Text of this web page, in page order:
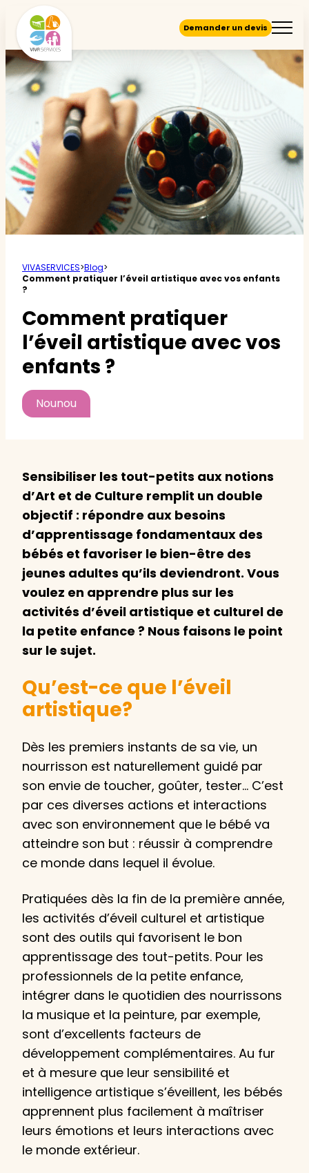
Demander un devis
VIVASERVICES>Blog>
Comment pratiquer l’éveil artistique avec vos enfants
?
Comment pratiquer
l’éveil artistique avec vos
enfants ?
Nounou
Sensibiliser les tout-petits aux notions
d’Art et de Culture remplit un double
objectif : répondre aux besoins
d’apprentissage fondamentaux des
bébés et favoriser le bien-être des
jeunes adultes qu’ils deviendront. Vous
voulez en apprendre plus sur les
activités d’éveil artistique et culturel de
la petite enfance ? Nous faisons le point
sur le sujet.
Qu’est-ce que l’éveil
artistique?
Dès les premiers instants de sa vie, un
nourrisson est naturellement guidé par
son envie de toucher, goûter, tester… C’est
par ces diverses actions et interactions
avec son environnement que le bébé va
atteindre son but : réussir à comprendre
ce monde dans lequel il évolue.
Pratiquées dès la fin de la première année,
les activités d’éveil culturel et artistique
sont des outils qui favorisent le bon
apprentissage des tout-petits. Pour les
professionnels de la petite enfance,
intégrer dans le quotidien des nourrissons
la musique et la peinture, par exemple,
sont d’excellents facteurs de
développement complémentaires. Au fur
et à mesure que leur sensibilité et
intelligence artistique s’éveillent, les bébés
apprennent plus facilement à maîtriser
leurs émotions et leurs interactions avec
le monde extérieur.